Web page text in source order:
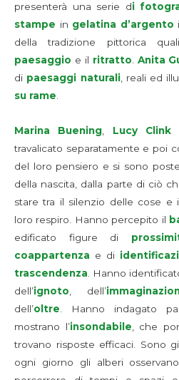
presenterà una serie di
stampe in gelatina d’argento
della tradizione pittorica
paesaggio e il ritratto. Anita
di paesaggi naturali, reali ed
su rame.
Marina Buening, Lucy Clink
travalicato separatamente e poi
del loro pensiero e si sono
della nascita, dalla parte di ciò
stare tra il silenzio delle cose e
loro respiro. Hanno percepito il
edificato figure di
coappartenza e di
trascendenza. Hanno
dell’ignoto, dell’
dell’oltre. Hanno indagato
mostrano l’insondabile, che
trovano risposte efficaci. Sono
ogni giorno gli alberi